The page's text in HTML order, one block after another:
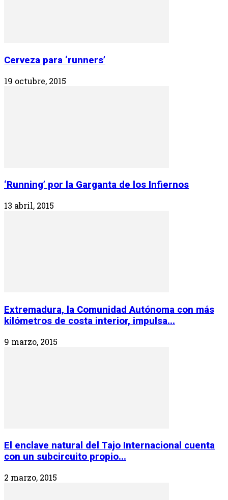
Cerveza para ‘runners’
19 octubre, 2015
‘Running’ por la Garganta de los Infiernos
13 abril, 2015
Extremadura, la Comunidad Autónoma con más
kilómetros de costa interior, impulsa...
9 marzo, 2015
El enclave natural del Tajo Internacional cuenta
con un subcircuito propio...
2 marzo, 2015